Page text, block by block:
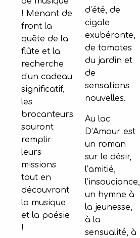
! Menant de
front la
quête de la
flûte et la
recherche
d'un cadeau
significatif,
les
brocanteurs
sauront
remplir
leurs
missions
tout en
découvrant
la musique
et la poésie
!
d’été, de
cigale
exubérante,
de tomates
du jardin et
de
sensations
nouvelles.
Au lac
D’Amour est
un roman
sur le désir,
l’amitié,
l’insouciance,
un hymne à
la jeunesse,
à la
sensualité, à